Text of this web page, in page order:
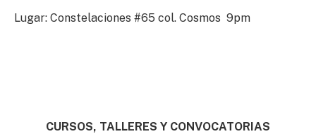
Lugar: Constelaciones #65 col. Cosmos 9pm
CURSOS, TALLERES Y CONVOCATORIAS